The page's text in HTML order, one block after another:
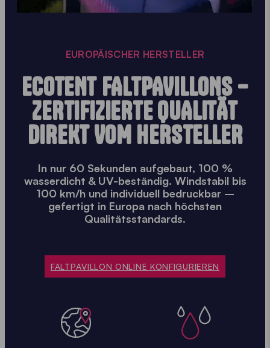
EUROPÄISCHER HERSTELLER
ECOTENT FALTPAVILLONS –
ZERTIFIZIERTE QUALITÄT
DIREKT VOM HERSTELLER
In nur 60 Sekunden aufgebaut, 100 %
wasserdicht & UV-beständig. Windstabil bis
100 km/h und individuell bedruckbar –
gefertigt in Europa nach höchsten
Qualitätsstandards.
FALTPAVILLON ONLINE KONFIGURIEREN